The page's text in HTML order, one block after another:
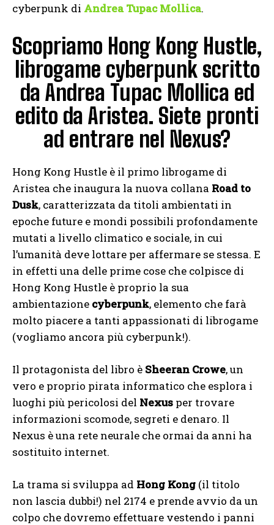
cyberpunk di Andrea Tupac Mollica.
Scopriamo Hong Kong Hustle,
librogame cyberpunk scritto
da Andrea Tupac Mollica ed
edito da Aristea. Siete pronti
ad entrare nel Nexus?
Hong Kong Hustle è il primo librogame di
Aristea che inaugura la nuova collana Road to
Dusk, caratterizzata da titoli ambientati in
epoche future e mondi possibili profondamente
mutati a livello climatico e sociale, in cui
l’umanità deve lottare per affermare se stessa. E
in effetti una delle prime cose che colpisce di
Hong Kong Hustle è proprio la sua
ambientazione cyberpunk, elemento che farà
molto piacere a tanti appassionati di librogame
(vogliamo ancora più cyberpunk!).
Il protagonista del libro è Sheeran Crowe, un
vero e proprio pirata informatico che esplora i
luoghi più pericolosi del Nexus per trovare
informazioni scomode, segreti e denaro. Il
Nexus è una rete neurale che ormai da anni ha
sostituito internet.
La trama si sviluppa ad Hong Kong (il titolo
non lascia dubbi!) nel 2174 e prende avvio da un
colpo che dovremo effettuare vestendo i panni